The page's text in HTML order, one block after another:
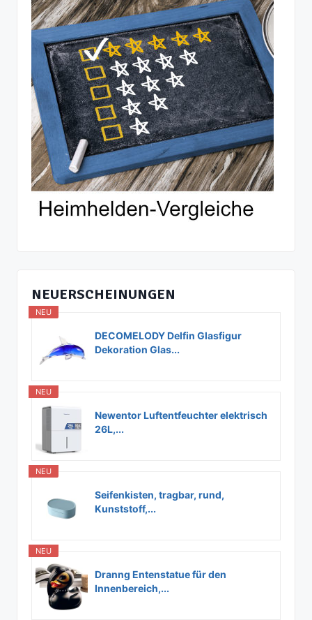
NEUERSCHEINUNGEN
NEU
DECOMELODY Delfin Glasfigur
Dekoration Glas...
NEU
Newentor Luftentfeuchter elektrisch
26L,...
NEU
Seifenkisten, tragbar, rund,
Kunststoff,...
NEU
Dranng Entenstatue für den
Innenbereich,...